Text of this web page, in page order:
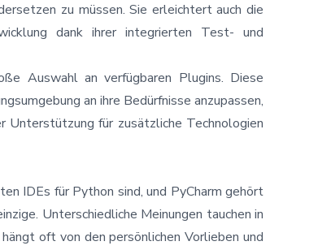
zu müssen. Sie erleichtert auch die
dank ihrer integrierten Test- und
Auswahl an verfügbaren Plugins. Diese
an ihre Bedürfnisse anzupassen,
Unterstützung für zusätzliche Technologien
IDEs für Python sind, und PyCharm gehört
Unterschiedliche Meinungen tauchen in
oft von den persönlichen Vorlieben und